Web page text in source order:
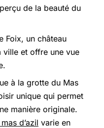
de la beauté du
Foix, un château
ville et offre une vue
à la grotte du Mas
unique qui permet
manière originale.
d’azil varie en